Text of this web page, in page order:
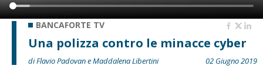
BANCAFORTE TV
Una polizza contro le minacce cyber
di Flavio Padovan e Maddalena Libertini
02 Giugno 2019